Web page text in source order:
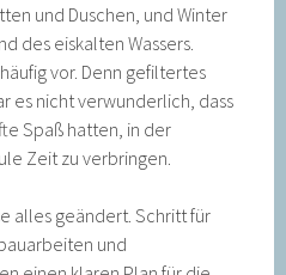
und Duschen, und Winter
des eiskalten Wassers.
vor. Denn gefiltertes
es nicht verwunderlich, dass
Spaß hatten, in der
Zeit zu verbringen.
alles geändert. Schritt für
und